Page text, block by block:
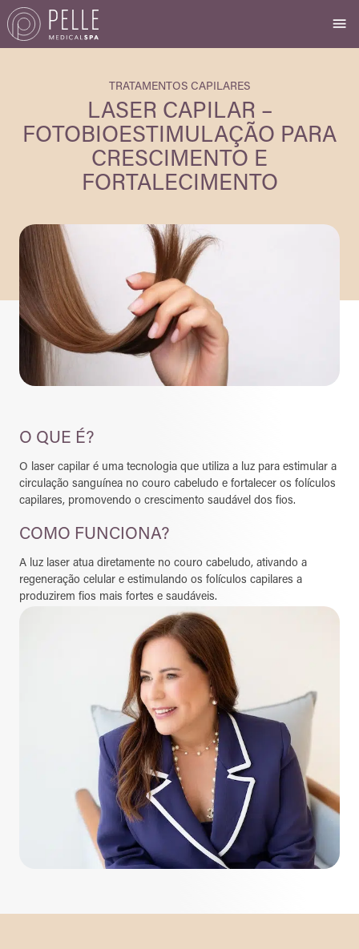
TRATAMENTOS CAPILARES
LASER CAPILAR –
FOTOBIOESTIMULAÇÃO PARA
CRESCIMENTO E
FORTALECIMENTO
O QUE É?
O laser capilar é uma tecnologia que utiliza a luz para estimular a
circulação sanguínea no couro cabeludo e fortalecer os folículos
capilares, promovendo o crescimento saudável dos fios.
COMO FUNCIONA?
A luz laser atua diretamente no couro cabeludo, ativando a
regeneração celular e estimulando os folículos capilares a
produzirem fios mais fortes e saudáveis.